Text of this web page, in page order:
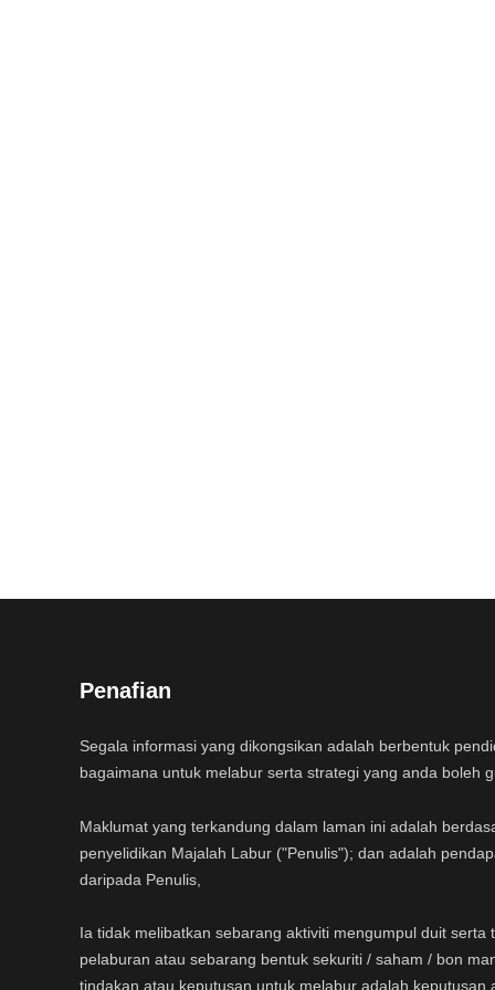
Penafian
Segala informasi yang dikongsikan adalah berbentuk
bagaimana untuk melabur serta strategi yang anda boleh
Maklumat yang terkandung dalam laman ini adalah
penyelidikan Majalah Labur ("Penulis"); dan adalah
daripada Penulis,
Ia tidak melibatkan sebarang aktiviti mengumpul duit serta
pelaburan atau sebarang bentuk sekuriti / saham / bon
tindakan atau keputusan untuk melabur adalah keputusan